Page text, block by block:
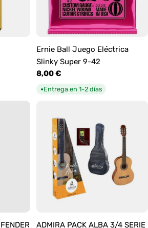
Ernie Ball Juego Eléctrica
Slinky Super 9-42
Precio
habitual
8,00 €
●Entrega en 1-2 días
ADMIRA PACK ALBA 3/4 SERIE